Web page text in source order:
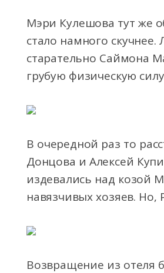
Мэри Кулешова тут же
стало намного
старательно Саймона
грубую физическую
В очередной раз то
Донцова и Алексей
издевались над козой
навязчивых хозяев.
Возвращение из отеля